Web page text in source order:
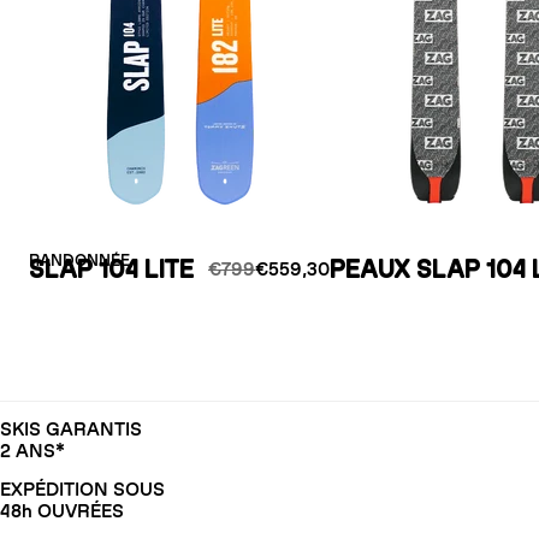
RANDONNÉE
SLAP 104 LITE €799€559,30 PEAUX SLAP 104
SKIS GARANTIS
2 ANS*
EXPÉDITION SOUS
48h OUVRÉES